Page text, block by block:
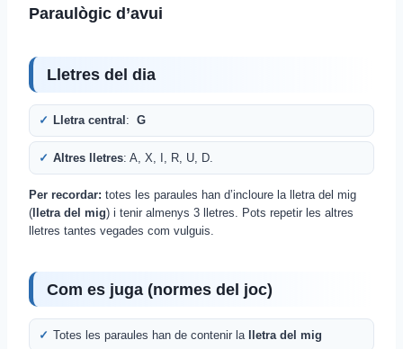
Paraulògic d’avui
Lletres del dia
Lletra central : G
Altres lletres: A, X, I, R, U, D.
Per recordar: totes les paraules han d’incloure la lletra del mig
(lletra del mig) i tenir almenys 3 lletres. Pots repetir les altres
lletres tantes vegades com vulguis.
Com es juga (normes del joc)
Totes les paraules han de contenir la lletra del mig